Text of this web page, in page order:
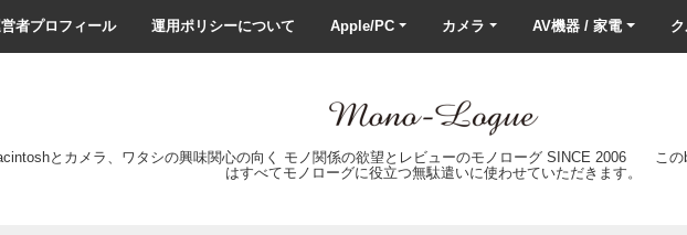
者プロフィール 運用ポリシーについて Apple/PC カメラ AV機器 / 家電
とカメラ、ワタシの興味関心の向く モノ関係の欲望とレビューのモノローグ SINCE 2006 この
はすべてモノローグに役立つ無駄遣いに使わせていただきます。